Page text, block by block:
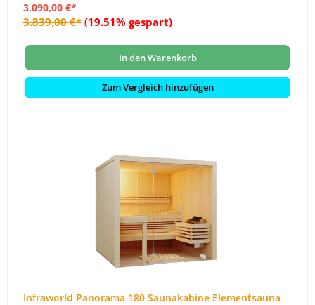
3.090,00 €*
3.839,00 €* (19.51% gespart)
In den Warenkorb
Zum Vergleich hinzufügen
Infraworld Panorama 180 Saunakabine Elementsauna